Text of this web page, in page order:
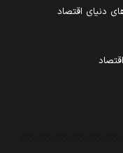
دنیای اقتصاد